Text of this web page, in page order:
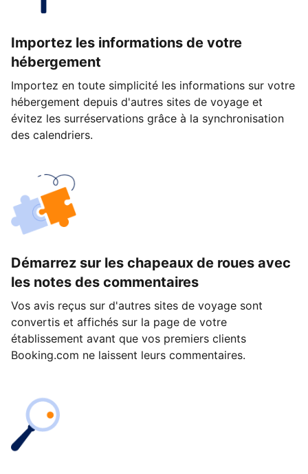
Importez les informations de votre
hébergement
Importez en toute simplicité les informations sur votre
hébergement depuis d'autres sites de voyage et
évitez les surréservations grâce à la synchronisation
des calendriers.
Démarrez sur les chapeaux de roues avec
les notes des commentaires
Vos avis reçus sur d'autres sites de voyage sont
convertis et affichés sur la page de votre
établissement avant que vos premiers clients
Booking.com ne laissent leurs commentaires.